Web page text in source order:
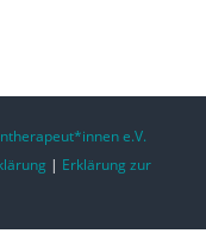
e.V.
| Erklärung zur